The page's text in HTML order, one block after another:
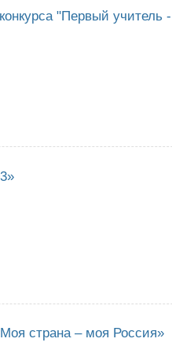
"Первый учитель
страна – моя Россия»